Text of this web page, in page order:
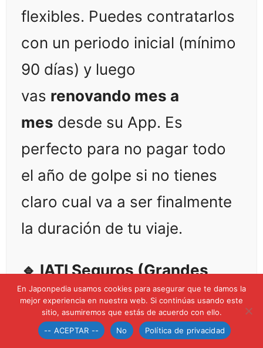
flexibles. Puedes contratarlos
con un periodo inicial (mínimo
90 días) y luego
vas renovando mes a
mes desde su App. Es
perfecto para no pagar todo
el año de golpe si no tienes
claro cual va a ser finalmente
la duración de tu viaje.
🔹 IATI Seguros (Grandes
Viajeros):Aquí no hay líos de
extensiones. Debes contratar
En Japonpedia usamos cookies para asegurar que te damos la
mejor experiencia en nuestra web. Si continúas usando este
sitio, asumiremos que estás de acuerdo con ello.
-- ACEPTAR --
No Política de privacidad